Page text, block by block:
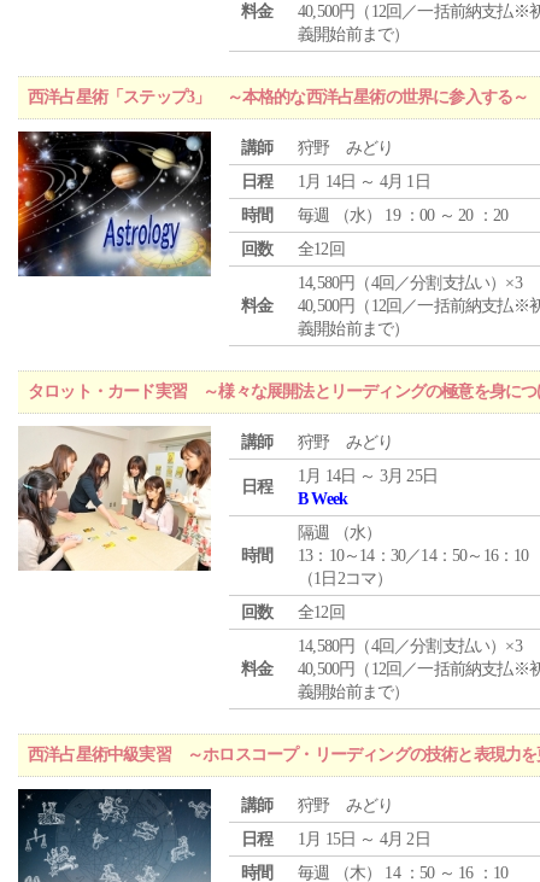
料金
40,500円（12回／一括前納支払※
義開始前まで）
西洋占星術「ステップ3」 ～本格的な西洋占星術の世界に参入する～
講師
狩野 みどり
日程
1月 14日 ～ 4月 1日
時間
毎週 （水） 19 ：00 ～ 20 ：20
回数
全12回
料金
14,580円（4回／分割支払い）×3
40,500円（12回／一括前納支払※
義開始前まで）
タロット・カード実習 ～様々な展開法とリーディングの極意を身につ
講師 狩野 みどり
日程
1月 14日 ～ 3月 25日
B Week
時間
隔週 （水）
13：10～14：30／14：50～16：10
（1日2コマ）
回数
全12回
料金
14,580円（4回／分割支払い）×3
40,500円（12回／一括前納支払※
義開始前まで）
西洋占星術中級実習 ～ホロスコープ・リーディングの技術と表現力
講師
狩野 みどり
日程
1月 15日 ～ 4月 2日
時間
毎週 （木） 14 ：50 ～ 16 ：10